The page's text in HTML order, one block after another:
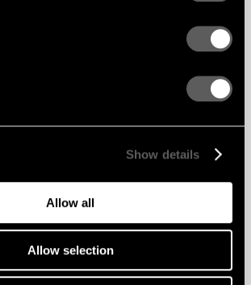
Show details
Allow all
Allow selection